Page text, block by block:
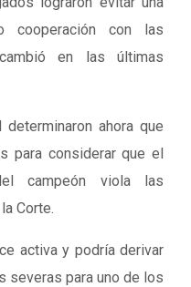
cooperación con las
en las últimas
ahora que
para considerar que el
campeón viola las
Corte.
activa y podría derivar
severas para uno de los